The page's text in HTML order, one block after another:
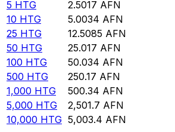
5 HTG 2.5017 AFN
10 HTG 5.0034 AFN
25 HTG 12.5085 AFN
50 HTG 25.017 AFN
100 HTG 50.034 AFN
500 HTG 250.17 AFN
1,000 HTG 500.34 AFN
5,000 HTG 2,501.7 AFN
10,000 HTG 5,003.4 AFN